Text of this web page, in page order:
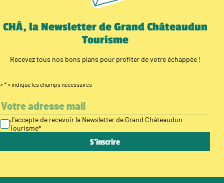
CHÂ, la Newsletter de Grand Châteaudun
Tourisme
Recevez tous nos bons plans pour profiter de votre échappée !
« * » indique les champs nécessaires
J’accepte de recevoir la Newsletter de Grand Châteaudun
Tourisme*